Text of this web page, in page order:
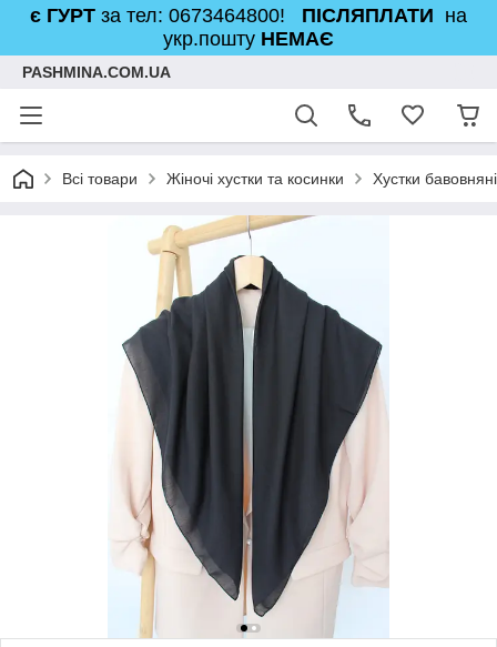
є ГУРТ за тел: 0673464800! ПІСЛЯПЛАТИ на
укр.пошту НЕМАЄ
PASHMINA.COM.UA
Всі товари Жіночі хустки та косинки Хустки